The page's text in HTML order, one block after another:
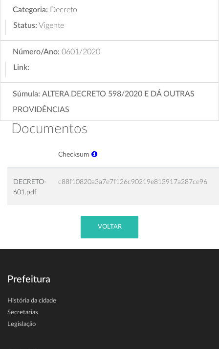
Categoria: Decreto
Status: Vigente
Número/Ano: 0601/2020
Link:
Súmula: ALTERA DECRETO 598/2020 E DÁ OUTRAS
PROVIDÊNCIAS
Documentos
Checksum
DECRETO-
601.pdf
c88f10820a3a7e7f126c90219e813917a287ce96
VOLTAR
Prefeitura
História da cidade
Secretarias
Legislação